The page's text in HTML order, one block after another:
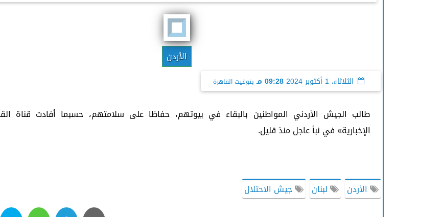
الأردن
الثلاثاء، 1 أكتوبر 2024 09:28 مـ بتوقيت القاهرة
طالب الجيش الأردني المواطنين بالبقاء في بيوتهم، حفاظا على سلامتهم، حسبما أفادت قناة
الإخبارية» في نبأ عاجل منذ قليل.
الأردن لبنان جيش الاحتلال